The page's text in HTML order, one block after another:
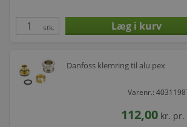
stk.
Danfoss klemring til alu pex
Varenr.:
112,00 kr. pr.